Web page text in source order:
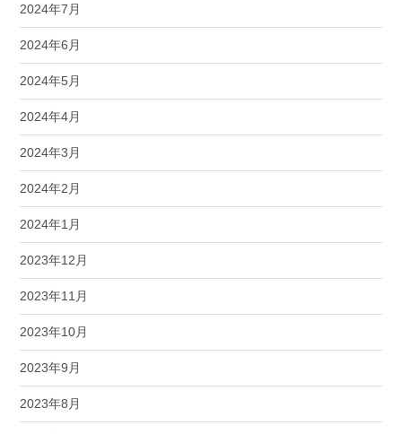
2024年7月
2024年6月
2024年5月
2024年4月
2024年3月
2024年2月
2024年1月
2023年12月
2023年11月
2023年10月
2023年9月
2023年8月